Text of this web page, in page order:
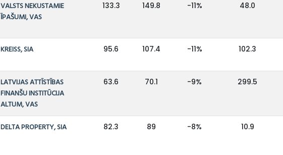
VALSTS NEKUSTAMIE
ĪPAŠUMI, VAS
133.3 149.8 -11% 48.0
KREISS, SIA 95.6 107.4 -11% 102.3
LATVIJAS ATTĪSTĪBAS
FINANŠU INSTITŪCIJA
ALTUM, VAS
63.6 70.1 -9% 299.5
DELTA PROPERTY, SIA 82.3 89 -8% 10.9